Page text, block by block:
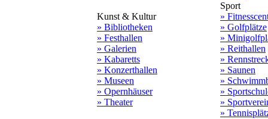
Kunst & Kultur
» Bibliotheken
» Festhallen
» Galerien
» Kabaretts
» Konzerthallen
» Museen
» Opernhäuser
» Theater
Sport
»
» Golfplätze
»
» Reithallen
»
» Saunen
»
»
»
»